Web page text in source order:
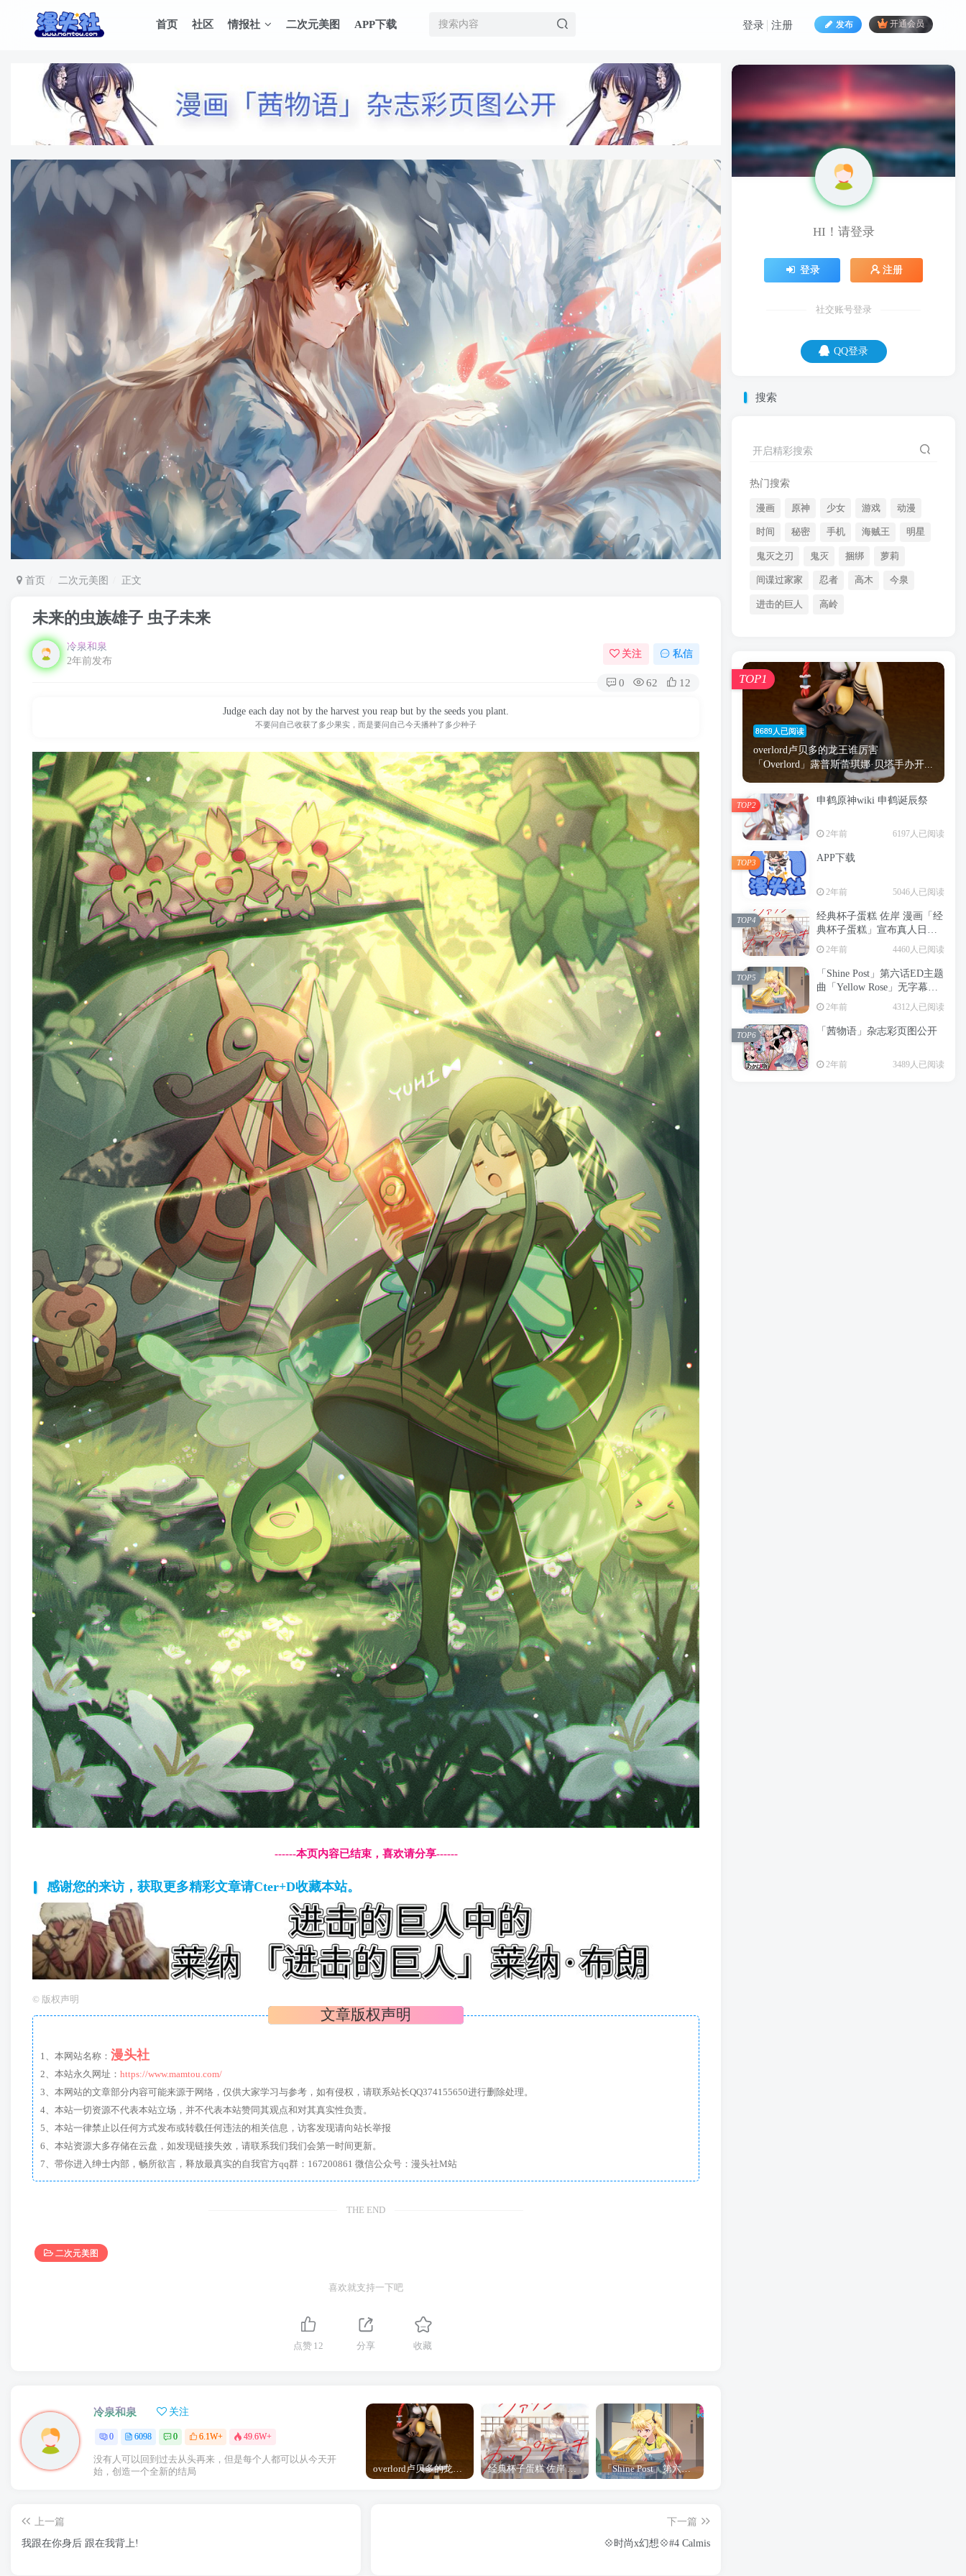
首页 社区 情报社 二次元美图 APP下载 发布 开通会员
登录 注册
首页 二次元美图 正文
未来的虫族雄子 虫子未来
冷泉和泉
2年前发布
关注 私信
0 62 12
Judge each day not by the harvest you reap but by the seeds you plant.
不要问自己收获了多少果实，而是要问自己今天播种了多少种子
------本页内容已结束，喜欢请分享------
感谢您的来访，获取更多精彩文章请Cter+D收藏本站。
© 版权声明
文章版权声明
1、本网站名称： 漫头社
2、本站永久网址： https://www.mamtou.com/
3、本网站的文章部分内容可能来源于网络，仅供大家学习与参考，如有侵权，请联系站长QQ374155650进行删除处理。
4、本站一切资源不代表本站立场，并不代表本站赞同其观点和对其真实性负责。
5、本站一律禁止以任何方式发布或转载任何违法的相关信息，访客发现请向站长举报
6、本站资源大多存储在云盘，如发现链接失效，请联系我们我们会第一时间更新。
7、带你进入绅士内部，畅所欲言，释放最真实的自我官方qq群：167200861 微信公众号：漫头社M站
THE END
二次元美图
喜欢就支持一下吧
点赞 12 分享 收藏
冷泉和泉 关注
0 6098 0 6.1W+ 49.6W+
没有人可以回到过去从头再来，但是每个人都可以从今天开
始，创造一个全新的结局
经典杯子蛋糕 佐岸 漫画「经典杯子蛋糕」宣布真人日剧化 「Shine Post」第六话ED主题曲「Yellow Rose」无字幕MV公开
上一篇
我跟在你身后 跟在我背上!
下一篇
💠时尚x幻想💠#4 Calmis
HI！请登录
登录 注册
社交账号登录
QQ登录
搜索
开启精彩搜索
热门搜索
漫画 原神 少女 游戏 动漫
时间 秘密 手机 海贼王 明星
鬼灭之刃 鬼灭 捆绑 萝莉
间谍过家家 忍者 高木 今泉
进击的巨人 高岭
8689人已阅读
overlord卢贝多的龙王谁厉害
「Overlord」露普斯蕾琪娜·贝塔手办开...
TOP1
申鹤原神wiki 申鹤诞辰祭
2年前 6197人已阅读
TOP2
APP下载
2年前 5046人已阅读
TOP3
经典杯子蛋糕 佐岸 漫画「经
典杯子蛋糕」宣布真人日剧
化
2年前 4460人已阅读
TOP4
「Shine Post」第六话ED主题
曲「Yellow Rose」无字幕MV
公开
2年前 4312人已阅读
TOP5
「茜物语」杂志彩页图公开
2年前 3489人已阅读
TOP6
HI！请登录
登录 注册
社交账号登录
QQ登录
嘴上全是情义，心里全是生意。
时间 秘密 手机 海贼王
鬼灭 捆绑 萝莉
间谍过家家 忍者 高木
进击的巨人 高岭
8689人已阅读
overlord卢贝多的龙王谁厉害
「Overlord」露普斯蕾琪娜·贝塔手办开...
TOP1
申鹤原神wiki 申鹤诞辰祭
2年前 6197人已阅读
TOP2
APP下载
2年前 5046人已阅读
TOP3
经典杯子蛋糕 佐岸 漫画「经
典杯子蛋糕」宣布真人日剧
TOP4